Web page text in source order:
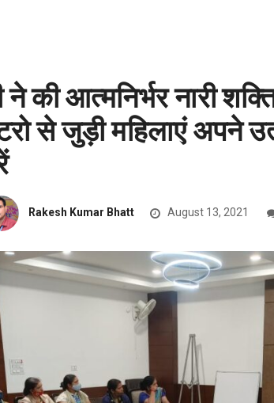
ने की आत्मनिर्भर नारी
से जुड़ी महिलाएं अपने
Rakesh Kumar Bhatt August 13, 2021